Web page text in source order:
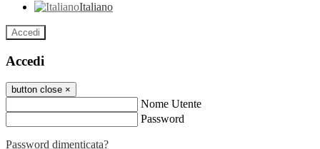
Italiano
Accedi
Accedi
button close ×
Nome Utente
Password
Password dimenticata?